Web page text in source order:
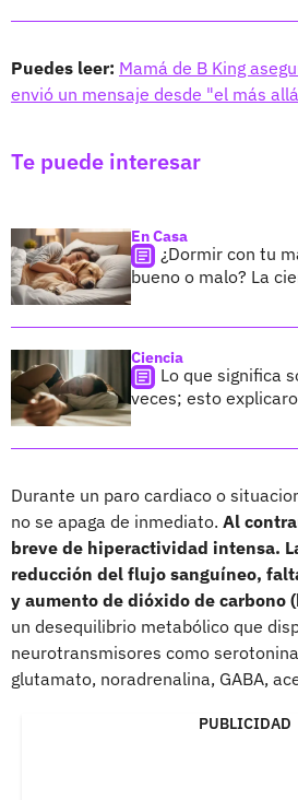
Puedes leer: Mamá de B King
envió un mensaje desde "el más
Te puede interesar
En Casa
¿Dormir con tu
bueno o malo? La
Ciencia
Lo que significa
veces; esto
Durante un paro cardiaco o
no se apaga de inmediato. Al
breve de hiperactividad intensa.
reducción del flujo sanguíneo,
y aumento de dióxido de carbono
un desequilibrio metabólico que
neurotransmisores como
glutamato, noradrenalina, GABA,
PUBLICIDAD